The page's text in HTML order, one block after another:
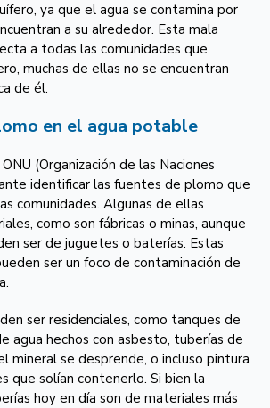
ya que el agua se contamina por
a su alrededor. Esta mala
a todas las comunidades que
muchas de ellas no se encuentran
de él.
en el agua potable
ONU (Organización de las Naciones
identificar las fuentes de plomo que
comunidades. Algunas de ellas
como son fábricas o minas, aunque
ser de juguetes o baterías. Estas
ser un foco de contaminación de
ser residenciales, como tanques de
agua hechos con asbesto, tuberías de
mineral se desprende, o incluso pintura
que solían contenerlo. Si bien la
hoy en día son de materiales más